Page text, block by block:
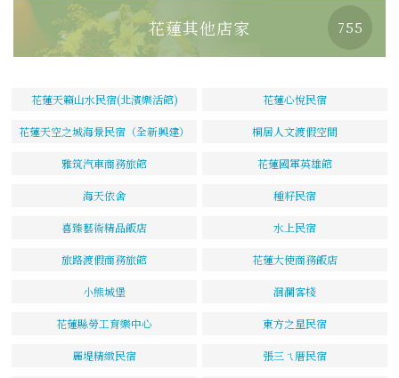
花蓮其他店家 755
花蓮天籟山水民宿(北濱樂活館) 花蓮心悅民宿
花蓮天空之城海景民宿（全新興建） 桐居人文渡假空間
雅筑汽車商務旅館 花蓮國軍英雄館
海天依舍 種籽民宿
喜臻藝術精品飯店 水上民宿
旅路渡假商務旅館 花蓮大使商務飯店
小熊城堡 洄瀾客棧
花蓮縣勞工育樂中心 東方之星民宿
麗堤精緻民宿 張三ㄟ厝民宿